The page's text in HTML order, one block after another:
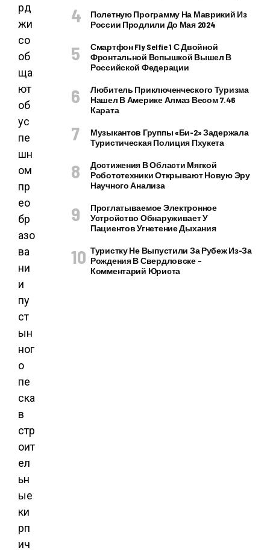
рд
жи
со
об
ща
ют
об
ус
пе
шн
ом
пр
ео
бр
азо
ва
ни
и
пу
ст
ын
ног
о
пе
ска
в
стр
оит
ел
ьн
ые
ки
рп
ич
Полетную Программу На Маврикий Из
России Продлили До Мая 2024
Смартфон Fly Selfie 1 С Двойной
Фронтальной Вспышкой Вышел В
Российской Федерации
Любитель Приключенческого Туризма
Нашел В Америке Алмаз Весом 7.46
Карата
Музыкантов Группы «Би-2» Задержала
Туристическая Полиция Пхукета
Достижения В Области Мягкой
Робототехники Открывают Новую Эру
Научного Анализа
Проглатываемое Электронное
Устройство Обнаруживает У
Пациентов Угнетение Дыхания
Туристку Не Выпустили За Рубеж Из-За
Рождения В Свердловске –
Комментарий Юриста